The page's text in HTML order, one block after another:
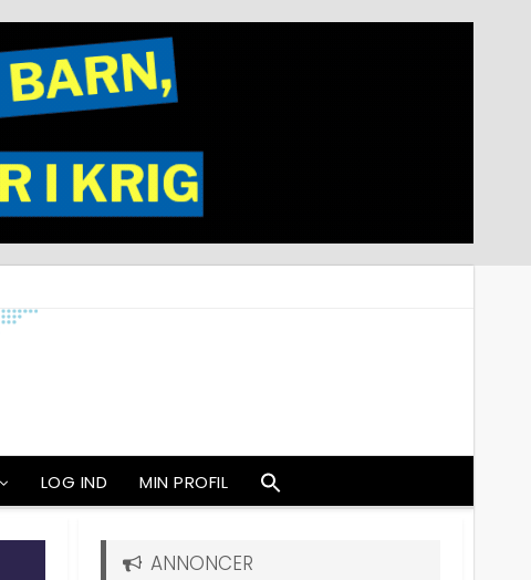
LOG IND MIN PROFIL
ANNONCER